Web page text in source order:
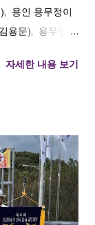
용인 용무정이
용문), 용무정
서 해당 대회 종
지현 접장
자세한 내용 보기